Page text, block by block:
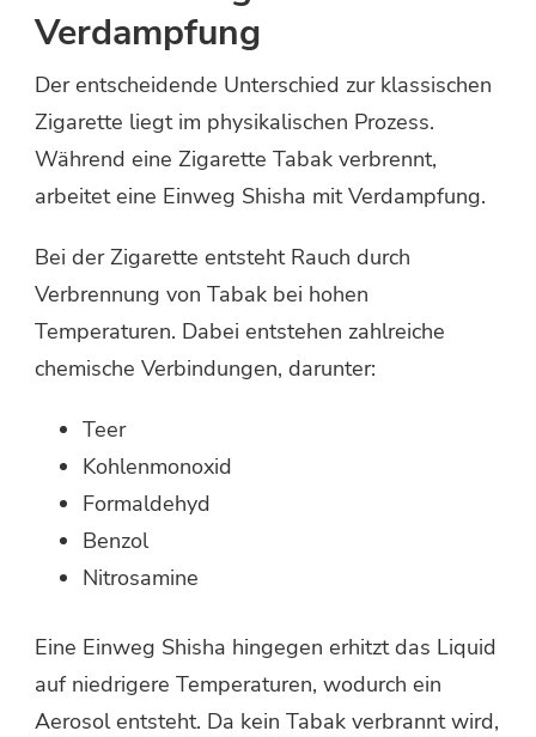
Verdampfung
Der entscheidende Unterschied zur klassischen
Zigarette liegt im physikalischen Prozess.
Während eine Zigarette Tabak verbrennt,
arbeitet eine Einweg Shisha mit Verdampfung.
Bei der Zigarette entsteht Rauch durch
Verbrennung von Tabak bei hohen
Temperaturen. Dabei entstehen zahlreiche
chemische Verbindungen, darunter:
Teer
Kohlenmonoxid
Formaldehyd
Benzol
Nitrosamine
Eine Einweg Shisha hingegen erhitzt das Liquid
auf niedrigere Temperaturen, wodurch ein
Aerosol entsteht. Da kein Tabak verbrannt wird,